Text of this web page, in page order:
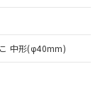
中形(φ40mm)